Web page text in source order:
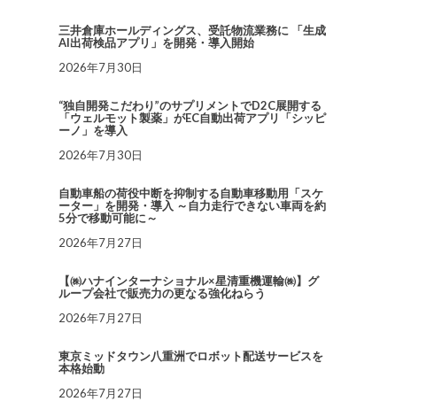
三井倉庫ホールディングス、受託物流業務に 「生成
AI出荷検品アプリ」を開発・導入開始
2026年7月30日
“独自開発こだわり”のサプリメントでD2C展開する
「ウェルモット製薬」がEC自動出荷アプリ「シッピ
ーノ」を導入
2026年7月30日
自動車船の荷役中断を抑制する自動車移動用「スケ
ーター」を開発・導入 ～自力走行できない車両を約
5分で移動可能に～
2026年7月27日
【㈱ハナインターナショナル×星清重機運輸㈱】グ
ループ会社で販売力の更なる強化ねらう
2026年7月27日
東京ミッドタウン八重洲でロボット配送サービスを
本格始動
2026年7月27日